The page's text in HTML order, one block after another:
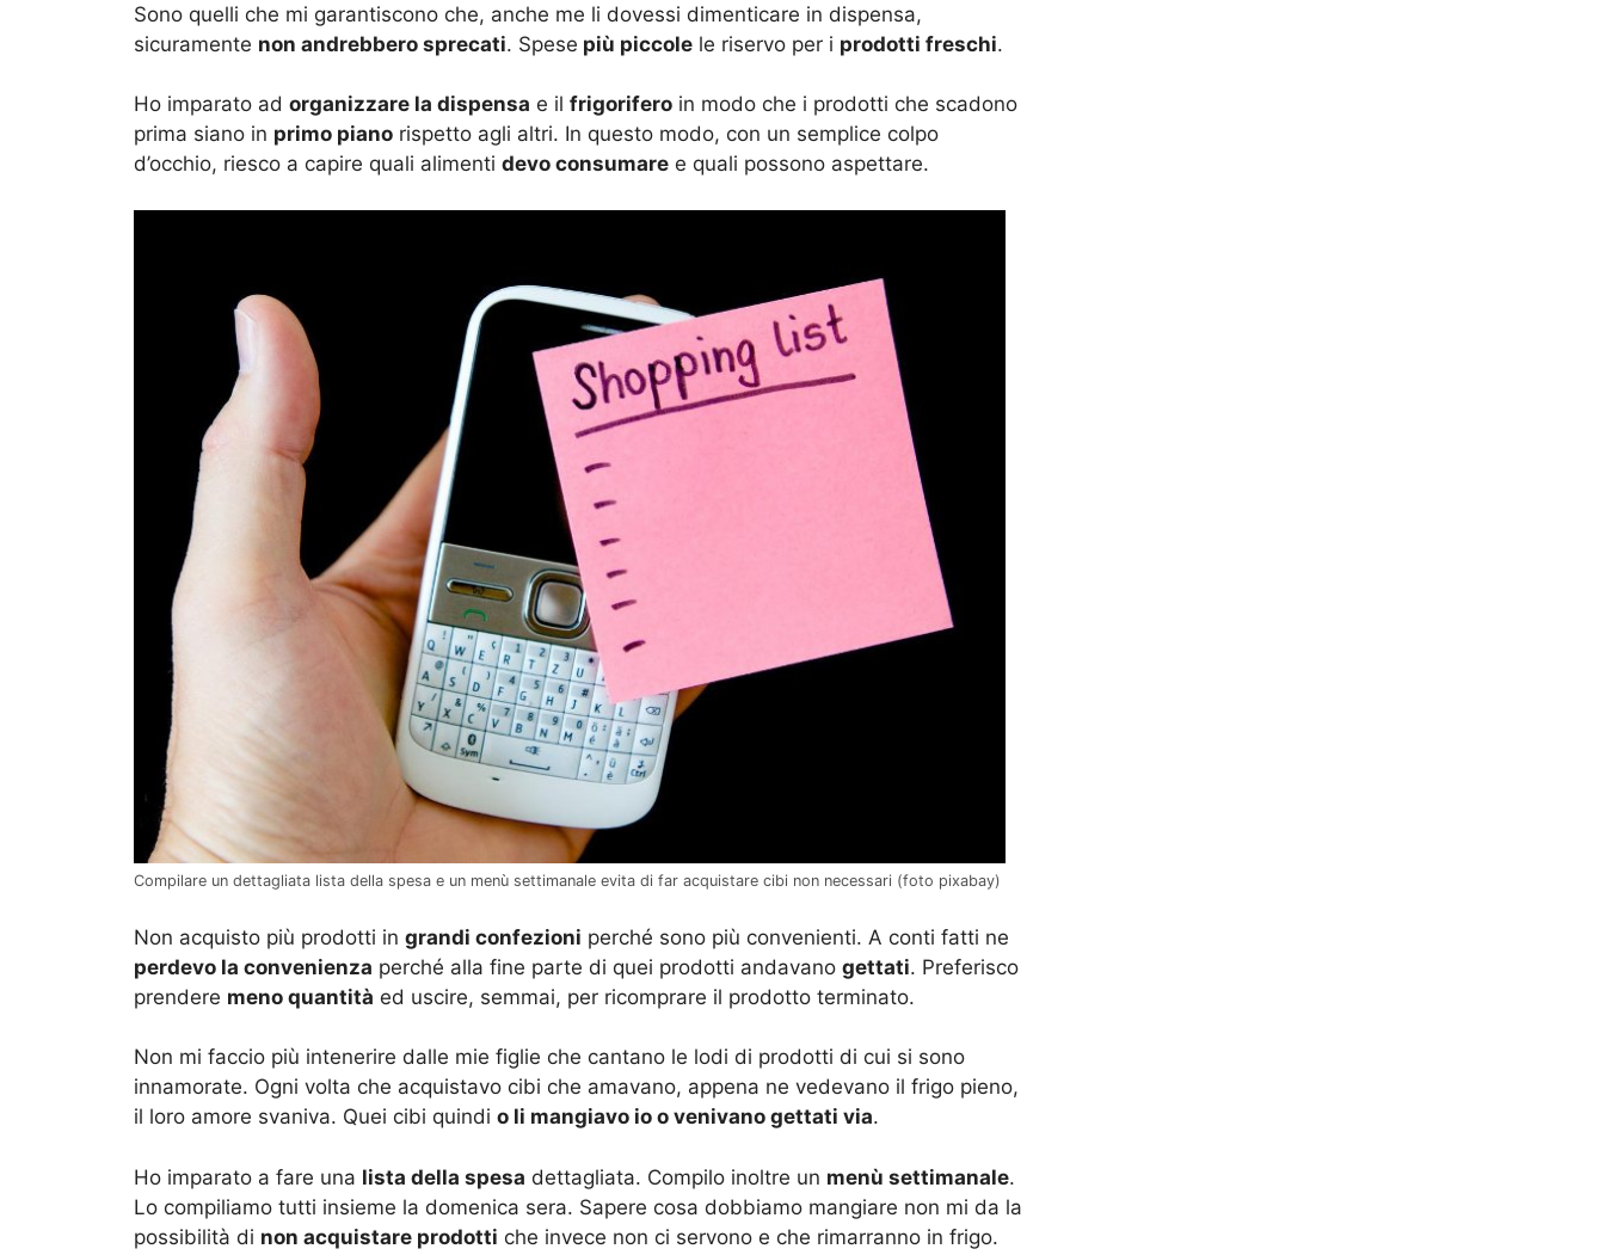
Sono quelli che mi garantiscono che, anche me li dovessi dimenticare in dispensa,
sicuramente non andrebbero sprecati. Spese più piccole le riservo per i prodotti freschi.
Ho imparato ad organizzare la dispensa e il frigorifero in modo che i prodotti che scadono
prima siano in primo piano rispetto agli altri. In questo modo, con un semplice colpo
d’occhio, riesco a capire quali alimenti devo consumare e quali possono aspettare.
Compilare un dettagliata lista della spesa e un menù settimanale evita di far acquistare cibi non necessari (foto pixabay)
Non acquisto più prodotti in grandi confezioni perché sono più convenienti. A conti fatti ne
perdevo la convenienza perché alla fine parte di quei prodotti andavano gettati. Preferisco
prendere meno quantità ed uscire, semmai, per ricomprare il prodotto terminato.
Non mi faccio più intenerire dalle mie figlie che cantano le lodi di prodotti di cui si sono
innamorate. Ogni volta che acquistavo cibi che amavano, appena ne vedevano il frigo pieno,
il loro amore svaniva. Quei cibi quindi o li mangiavo io o venivano gettati via.
Ho imparato a fare una lista della spesa dettagliata. Compilo inoltre un menù settimanale.
Lo compiliamo tutti insieme la domenica sera. Sapere cosa dobbiamo mangiare non mi da la
possibilità di non acquistare prodotti che invece non ci servono e che rimarranno in frigo.